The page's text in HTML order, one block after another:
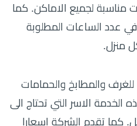
مناسبة لجميع الاماكن. كما
عدد الساعات المطلوبة
منزل.
للغرف والمطابخ والحمامات
الاسر التي تحتاج الى
كما تقدم الشركة اسعارا